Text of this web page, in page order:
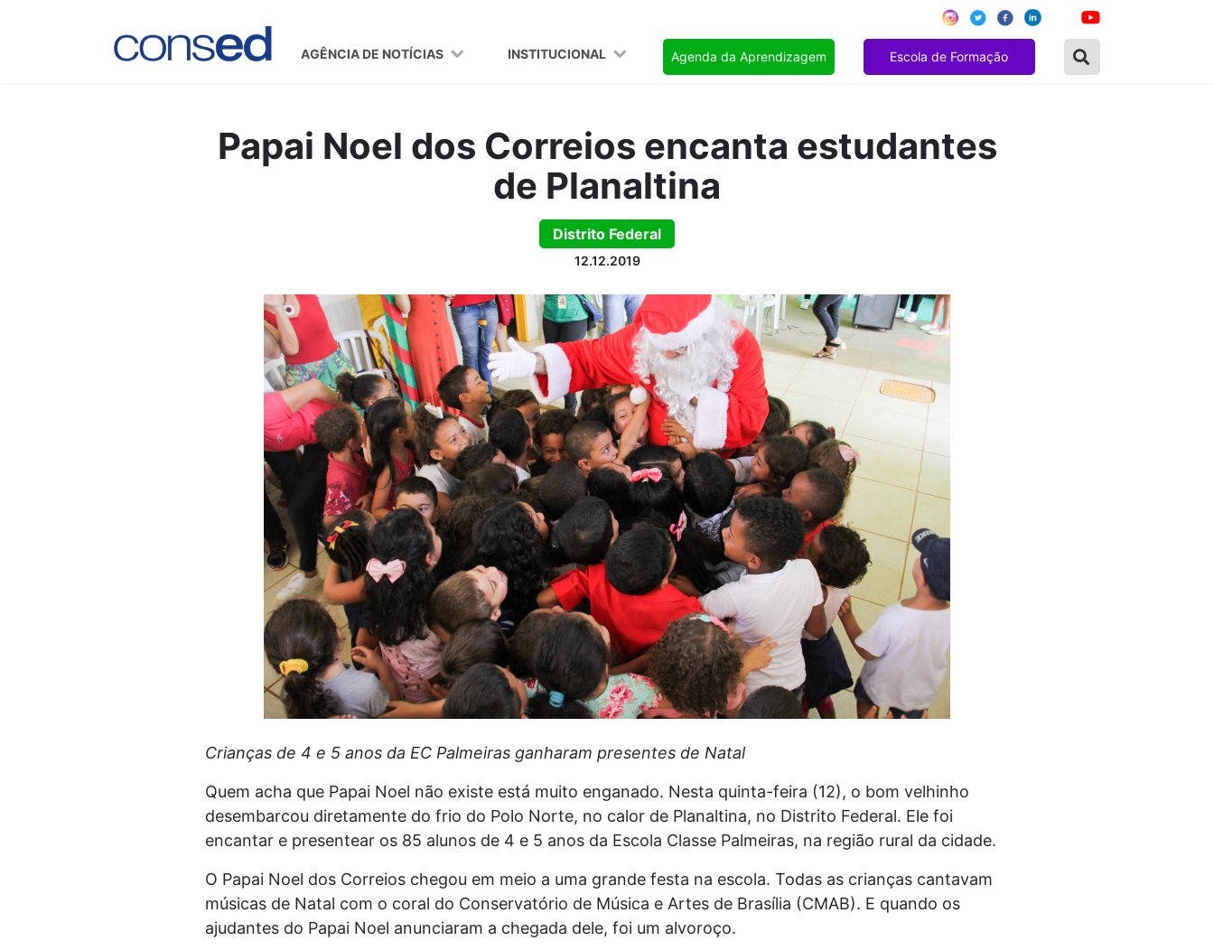
AGÊNCIA DE NOTÍCIAS INSTITUCIONAL Agenda da Aprendizagem Escola de Formação
Papai Noel dos Correios encanta estudantes
de Planaltina
Distrito Federal
12.12.2019
Crianças de 4 e 5 anos da EC Palmeiras ganharam presentes de Natal
Quem acha que Papai Noel não existe está muito enganado. Nesta quinta-feira (12), o bom velhinho
desembarcou diretamente do frio do Polo Norte, no calor de Planaltina, no Distrito Federal. Ele foi
encantar e presentear os 85 alunos de 4 e 5 anos da Escola Classe Palmeiras, na região rural da cidade.
O Papai Noel dos Correios chegou em meio a uma grande festa na escola. Todas as crianças cantavam
músicas de Natal com o coral do Conservatório de Música e Artes de Brasília (CMAB). E quando os
ajudantes do Papai Noel anunciaram a chegada dele, foi um alvoroço.